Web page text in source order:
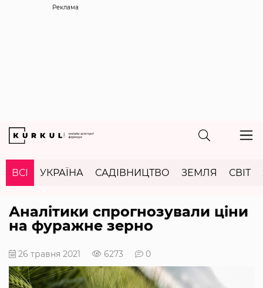
Реклама
ВСІ УКРАЇНА САДІВНИЦТВО ЗЕМЛЯ СВІТ
Аналітики спрогнозували ціни
на фуражне зерно
26 травня 2021 6273 0